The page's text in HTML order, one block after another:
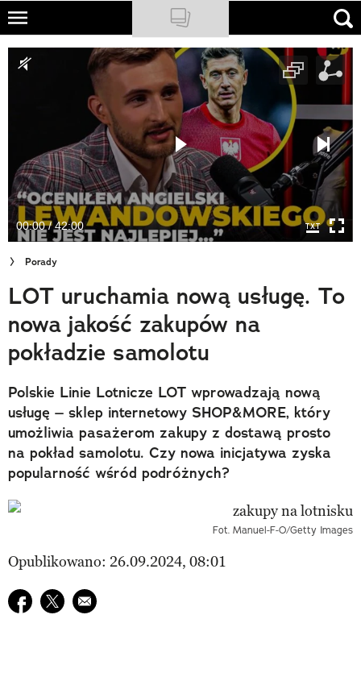
Skip
main
NATIONAL GEOGRAPHIC
Sklep
Newsletter
Cuda Polski
Wielki Konkurs Fotograficzny
Trendbook Podróżniczy
Polecane
00:00 / 42:00
Porady
LOT uruchamia nową usługę. To
nowa jakość zakupów na
pokładzie samolotu
Polskie Linie Lotnicze LOT wprowadzają nową
usługę – sklep internetowy SHOP&MORE, który
umożliwia pasażerom zakupy z dostawą prosto
na pokład samolotu. Czy nowa inicjatywa zyska
popularność wśród podróżnych?
Fot. Manuel-F-O/Getty Images
Opublikowano: 26.09.2024, 08:01
Udostępnij na facebook
Udostępnij na twitter
E-mail do przyjaciela